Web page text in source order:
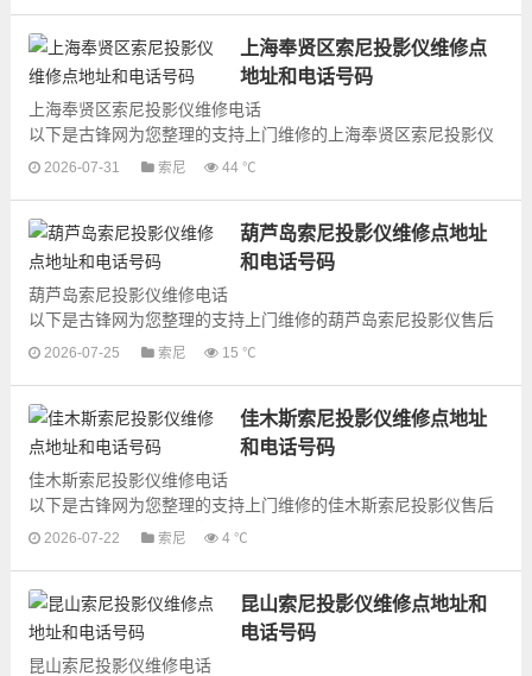
上海奉贤区索尼投影仪维修点
地址和电话号码
上海奉贤区索尼投影仪维修电话
以下是古锋网为您整理的支持上门维修的上海奉贤区索尼投影仪
售后维修网点地址和号码信息，可以为您提供索尼投影仪的各种
2026-07-31 索尼 44 ℃
葫芦岛索尼投影仪维修点地址
和电话号码
葫芦岛索尼投影仪维修电话
以下是古锋网为您整理的支持上门维修的葫芦岛索尼投影仪售后
维修网点地址和号码信息，可以为您提供索尼投影仪的各种型号
2026-07-25 索尼 15 ℃
佳木斯索尼投影仪维修点地址
和电话号码
佳木斯索尼投影仪维修电话
以下是古锋网为您整理的支持上门维修的佳木斯索尼投影仪售后
维修网点地址和号码信息，可以为您提供索尼投影仪的各种型号
2026-07-22 索尼 4 ℃
昆山索尼投影仪维修点地址和
电话号码
昆山索尼投影仪维修电话